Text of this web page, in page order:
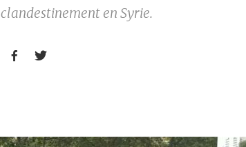
clandestinement en Syrie.
 